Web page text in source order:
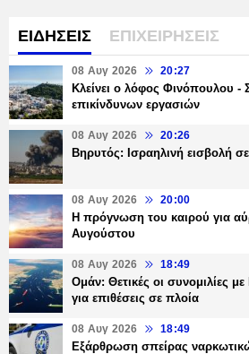
ΕΙΔΗΣΕΙΣ ΕΠΙΧΕΙΡΗΣΕΙΣ
08 Αυγ 2026 20:27
Κλείνει ο λόφος Φινόπουλου
επικίνδυνων εργασιών
08 Αυγ 2026 20:26
Βηρυτός: Ισραηλινή εισβολή
08 Αυγ 2026 20:00
Η πρόγνωση του καιρού για
Αυγούστου
08 Αυγ 2026 18:49
Ομάν: Θετικές οι συνομιλίες
για επιθέσεις σε πλοία
08 Αυγ 2026 18:49
Εξάρθρωση σπείρας